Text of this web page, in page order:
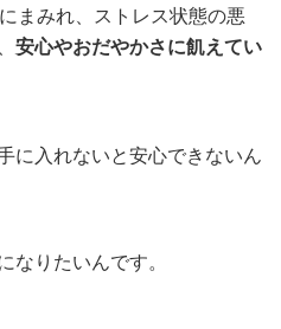
まみれ、
ストレス状態の悪
安心やおだやかさに飢えてい
に入れないと安心できないん
なりたいんです。